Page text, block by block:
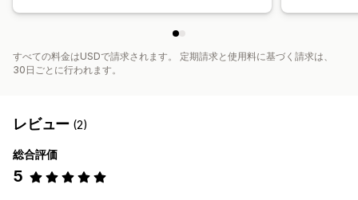
すべての料金はUSDで請求されます。 定期請求と使用料に基づく請求は、
30日ごとに行われます。
レビュー (2)
総合評価
5